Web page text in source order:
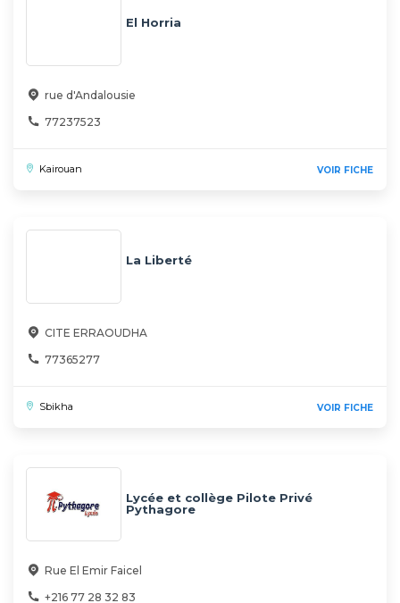
El Horria
rue d'Andalousie
77237523
Kairouan VOIR FICHE
La Liberté
CITE ERRAOUDHA
77365277
Sbikha VOIR FICHE
Lycée et collège Pilote Privé
Pythagore
Rue El Emir Faicel
+216 77 28 32 83